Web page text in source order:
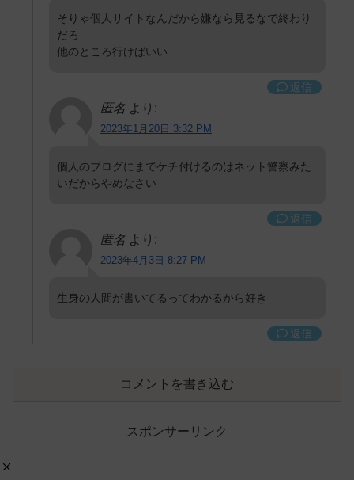
そりゃ個人サイトなんだから嫌なら見るなで終わり
だろ
他のところ行けばいい
返信
匿名 より:
2023年1月20日 3:32 PM
個人のブログにまでケチ付けるのはネット警察みた
いだからやめなさい
返信
匿名 より:
2023年4月3日 8:27 PM
生身の人間が書いてるってわかるから好き
返信
コメントを書き込む
スポンサーリンク